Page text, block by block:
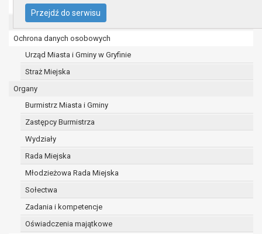
Strona główna
UMiG - telefony wewnętrzne
Ochrona danych osobowych
Urząd Miasta i Gminy w Gryfinie
Straż Miejska
Organy
Burmistrz Miasta i Gminy
Zastępcy Burmistrza
Wydziały
Rada Miejska
Młodzieżowa Rada Miejska
Sołectwa
Zadania i kompetencje
Oświadczenia majątkowe
74 -100 Gryfino
telefon: 91 416 20 11
e-mail:
burmistrz@gryfino.pl
telefon: 91 416 20 11
e-mail:
realizacji zadań wynikających z przepisów prawa,
marca 1990 r. o samorządzie gminnym (Dz.U. z
zleconych przez instytucje nadrzędne wobec
ochrony żywotnych interesów osoby, której dane
władzy publicznej powierzonej administratorowi;
w pozostałych przypadkach dane osobowe
wcześniej udzielonej zgody w zakresie i celu
Przejdź do serwisu